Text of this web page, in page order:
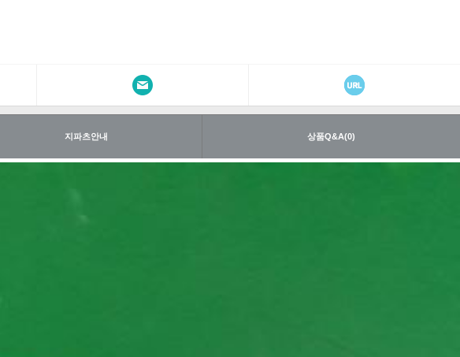
지파츠안내 상품Q&A(0)